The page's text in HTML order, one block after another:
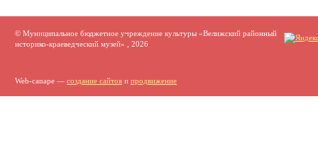
© Муниципальное бюджетное учреждение культуры «Велижский районный
историко-краеведческий музей» , 2026
Web-canape — создание сайтов и продвижение